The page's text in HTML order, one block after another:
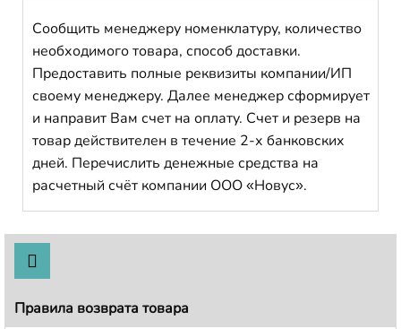
Сообщить менеджеру номенклатуру, количество
необходимого товара, способ доставки.
Предоставить полные реквизиты компании/ИП
своему менеджеру. Далее менеджер сформирует
и направит Вам счет на оплату. Счет и резерв на
товар действителен в течение 2-х банковских
дней. Перечислить денежные средства на
расчетный счёт компании ООО «Новус».
Правила возврата товара